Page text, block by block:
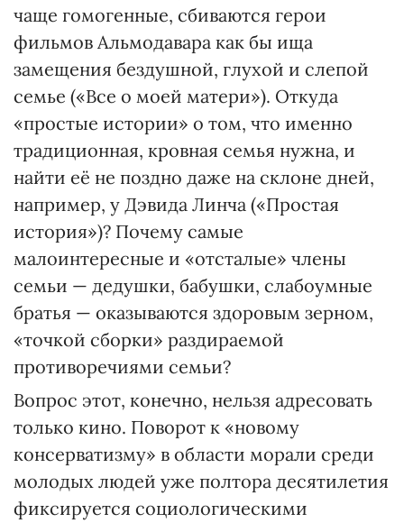
чаще гомогенные, сбиваются герои
фильмов Альмодавара как бы ища
замещения бездушной, глухой и слепой
семье («Все о моей матери»). Откуда
«простые истории» о том, что именно
традиционная, кровная семья нужна, и
найти её не поздно даже на склоне дней,
например, у Дэвида Линча («Простая
история»)? Почему самые
малоинтересные и «отсталые» члены
семьи — дедушки, бабушки, слабоумные
братья — оказываются здоровым зерном,
«точкой сборки» раздираемой
противоречиями семьи?
Вопрос этот, конечно, нельзя адресовать
только кино. Поворот к «новому
консерватизму» в области морали среди
молодых людей уже полтора десятилетия
фиксируется социологическими